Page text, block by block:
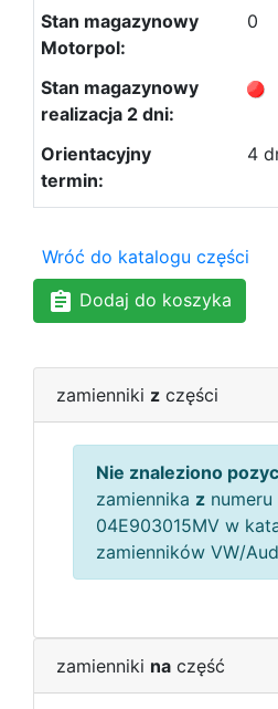
0
4
Wróć do katalogu części
Dodaj do koszyka
zamienniki z części
Nie znaleziono
zamiennika z numeru
04E903015MV w
zamienników VW/
zamienniki na część